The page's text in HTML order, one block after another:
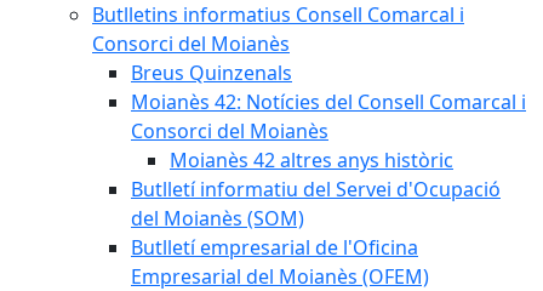
Butlletins informatius Consell Comarcal i
Consorci del Moianès
Breus Quinzenals
Moianès 42: Notícies del Consell Comarcal i
Consorci del Moianès
Moianès 42 altres anys històric
Butlletí informatiu del Servei d'Ocupació
del Moianès (SOM)
Butlletí empresarial de l'Oficina
Empresarial del Moianès (OFEM)